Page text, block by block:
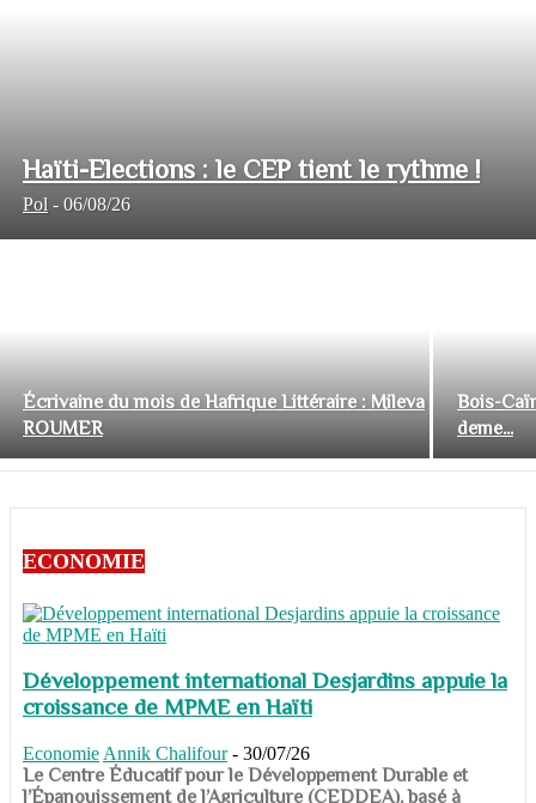
Haïti-Elections : le CEP tient le rythme !
Pol - 06/08/26
Écrivaine du mois de Hafrique Littéraire : Mileva
ROUMER
Bois-
deme...
ECONOMIE
Développement international Desjardins appuie la
croissance de MPME en Haïti
Economie Annik Chalifour - 30/07/26
​​​​​​​Le Centre Éducatif pour le Développement Durable et
l’Épanouissement de l’Agriculture (CEDDEA), basé à